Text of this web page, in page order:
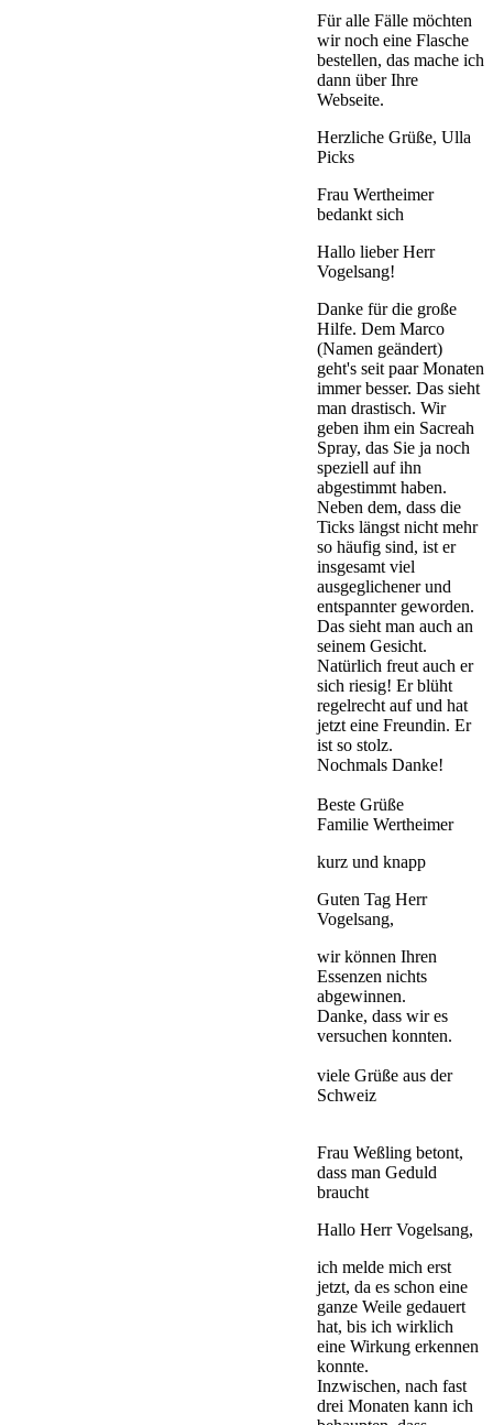
Für alle Fälle möchten
wir noch eine Flasche
bestellen, das mache ich
dann über Ihre
Webseite.
Herzliche Grüße, Ulla
Picks
Frau Wertheimer
bedankt sich
Hallo lieber Herr
Vogelsang!
Danke für die große
Hilfe. Dem Marco
(Namen geändert)
geht's seit paar Monaten
immer besser. Das sieht
man drastisch. Wir
geben ihm ein Sacreah
Spray, das Sie ja noch
speziell auf ihn
abgestimmt haben.
Neben dem, dass die
Ticks längst nicht mehr
so häufig sind, ist er
insgesamt viel
ausgeglichener und
entspannter geworden.
Das sieht man auch an
seinem Gesicht.
Natürlich freut auch er
sich riesig! Er blüht
regelrecht auf und hat
jetzt eine Freundin. Er
ist so stolz.
Nochmals Danke!
Beste Grüße
Familie Wertheimer
kurz und knapp
Guten Tag Herr
Vogelsang,
wir können Ihren
Essenzen nichts
abgewinnen.
Danke, dass wir es
versuchen konnten.
viele Grüße aus der
Schweiz
Frau Weßling betont,
dass man Geduld
braucht
Hallo Herr Vogelsang,
ich melde mich erst
jetzt, da es schon eine
ganze Weile gedauert
hat, bis ich wirklich
eine Wirkung erkennen
konnte.
Inzwischen, nach fast
drei Monaten kann ich